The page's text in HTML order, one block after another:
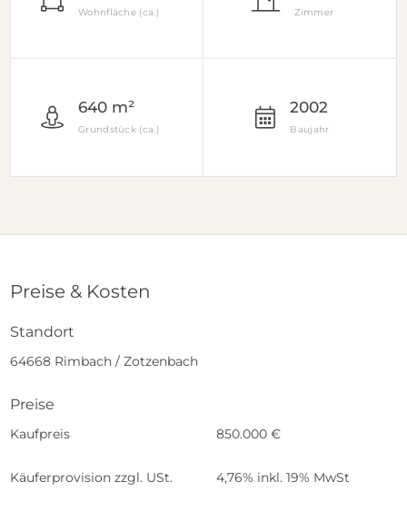
Wohnfläche (ca.) Zimmer
640 m²
Grundstück (ca.)
2002
Baujahr
Preise & Kosten
Standort
64668 Rimbach / Zotzenbach
Preise
Kaufpreis 850.000 €
Käuferprovision zzgl. USt. 4,76% inkl. 19% MwSt